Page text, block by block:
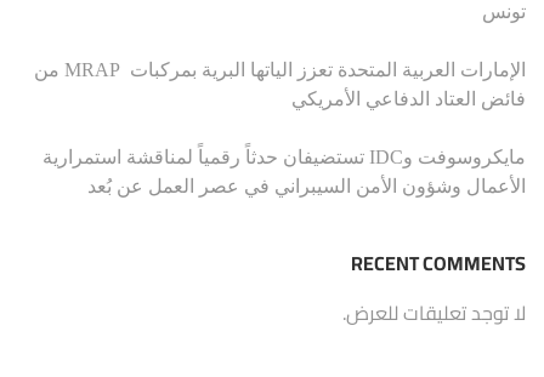
تونس
الإمارات العربية المتحدة تعزز الياتها البرية بمركبات MRAP من
فائض العتاد الدفاعي الأمريكي
مايكروسوفت وIDC تستضيفان حدثاً رقمياً لمناقشة استمرارية
الأعمال وشؤون الأمن السيبراني في عصر العمل عن بُعد
RECENT COMMENTS
لا توجد تعليقات للعرض.